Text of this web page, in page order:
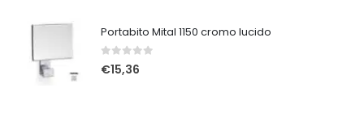
Portabito Mital 1150 cromo lucido
0Su 5
€15,36